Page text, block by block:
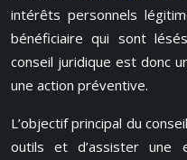
intérêts personnels
bénéficiaire qui sont
conseil juridique est donc
une action préventive.
L’objectif principal du
outils et d’assister une